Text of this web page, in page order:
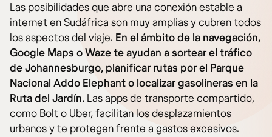
Las posibilidades que abre una conexión estable a
internet en Sudáfrica son muy amplias y cubren todos
los aspectos del viaje. En el ámbito de la navegación,
Google Maps o Waze te ayudan a sortear el tráfico
de Johannesburgo, planificar rutas por el Parque
Nacional Addo Elephant o localizar gasolineras en la
Ruta del Jardín. Las apps de transporte compartido,
como Bolt o Uber, facilitan los desplazamientos
urbanos y te protegen frente a gastos excesivos.